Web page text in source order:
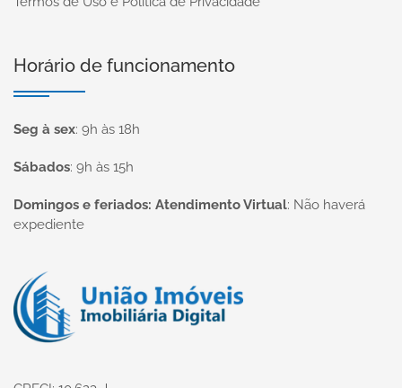
Horário de funcionamento
Seg à sex: 9h às 18h
Sábados: 9h às 15h
Domingos e feriados: Atendimento Virtual: Não haverá
expediente
Página inicial